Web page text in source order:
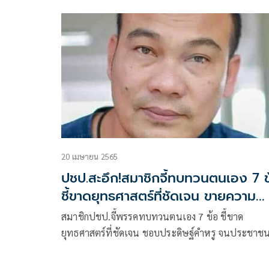
พรรคประชาธิปัตย์ มาเป็นสมาชิกพรรค พปชร. เพื่อ
เตรียมลงสมัครรับเลือกตั้ง
20 เมษายน 2565
ปชป.สะอึก!สมาชิกจี้ทบทวนตนเอง 7
ชี้ขาดยุทธศาสตร์ที่ชัดเจน ขายความ
สุจริต แต่มีบุคคลสีเทามากมาย
สมาชิกปชป.จี้พรรคทบทวนตนเอง 7 ข้อ ชี้ขาด
ยุทธศาสตร์ที่ชัดเจน ชอบประดิษฐ์คำหรู จนประชาช